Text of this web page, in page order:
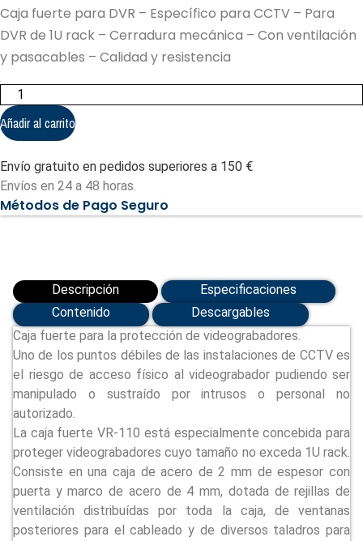
Caja fuerte para DVR – Específico para CCTV – Para
DVR de 1U rack – Cerradura mecánica – Con ventilación
y pasacables – Calidad y resistencia
Caja
fuerte
para
DVR
para
CCTV
(VR-
110)
cantidad
Añadir al carrito
Envío gratuito en pedidos superiores a 150 €
Envíos en 24 a 48 horas.
Métodos de Pago Seguro
Descripción
Especificaciones
Contenido
Descargables
Caja fuerte para la protección de videograbadores.
Uno de los puntos débiles de las instalaciones de CCTV es
el riesgo de acceso físico al videograbador pudiendo ser
manipulado o sustraído por intrusos o personal no
autorizado.
La caja fuerte VR-110 está especialmente concebida para
proteger videograbadores cuyo tamaño no exceda 1U rack.
Consiste en una caja de acero de 2 mm de espesor con
puerta y marco de acero de 4 mm, dotada de rejillas de
ventilación distribuídas por toda la caja, de ventanas
posteriores para el cableado y de diversos taladros para